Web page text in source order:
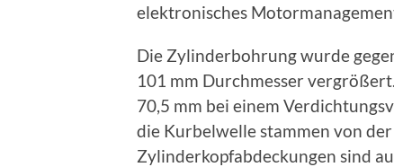
elektronisches
Die Zylinderbohrung wurde
101 mm Durchmesser
70,5 mm bei einem
die Kurbelwelle stammen von der
Zylinderkopfabdeckungen sind